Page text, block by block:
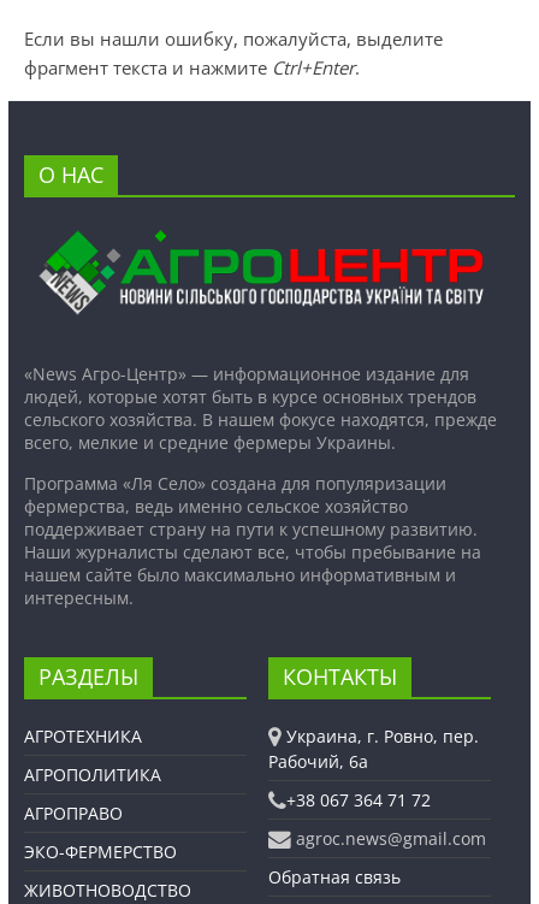
Если вы нашли ошибку, пожалуйста, выделите
фрагмент текста и нажмите Ctrl+Enter.
О НАС
«News Агро-Центр» — информационное издание для
людей, которые хотят быть в курсе основных трендов
сельского хозяйства. В нашем фокусе находятся, прежде
всего, мелкие и средние фермеры Украины.
Программа «Ля Село» создана для популяризации
фермерства, ведь именно сельское хозяйство
поддерживает страну на пути к успешному развитию.
Наши журналисты сделают все, чтобы пребывание на
нашем сайте было максимально информативным и
интересным.
РАЗДЕЛЫ
АГРОТЕХНИКА
АГРОПОЛИТИКА
АГРОПРАВО
ЭКО-ФЕРМЕРСТВО
ЖИВОТНОВОДСТВО
КОНТАКТЫ
Украина, г. Ровно, пер.
Рабочий, 6а
+38 067 364 71 72
agroc.news@gmail.com
Обратная связь